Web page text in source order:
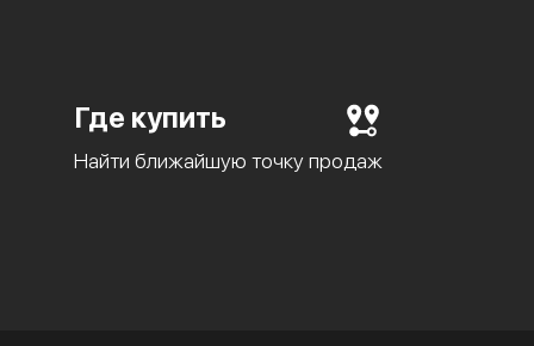
Где купить
Найти ближайшую точку продаж